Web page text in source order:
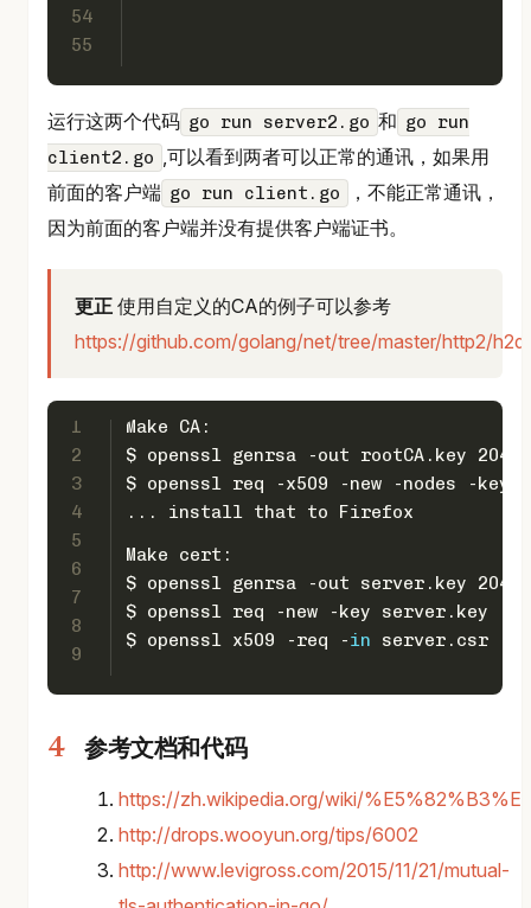
54
55
运行这两个代码 go run server2.go 和 go run
client2.go
,可以看到两者可以正常的通讯，如果用
前面的客户端 go run client.go
，不能正常通讯，
因为前面的客户端并没有提供客户端证书。
更正 使用自定义的CA的例子可以参考
https://github.com/golang/net/tree/master/http2/
1
2
3
4
5
6
7
8
9
Make CA:
$ openssl genrsa -out rootCA.key 2048
$ openssl req -x509 -new -nodes -key
... install that to Firefox
Make cert:
$ openssl genrsa -out server.key 2048
$ openssl req -new -key server.key -
$ openssl x509 -req -in server.csr -
参考文档和代码
https://zh.wikipedia.org/wiki/
http://drops.wooyun.org/tips/6002
http://www.levigross.com/2015/11/21/mutual-